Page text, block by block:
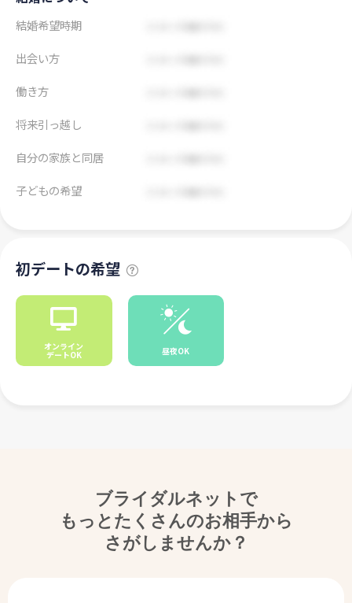
結婚希望時期
出会い方
働き方
将来引っ越し
自分の家族と同居
子どもの希望
初デートの希望
オンライン
デートOK 昼夜OK
ブライダルネットで
もっとたくさんのお相手から
さがしませんか？